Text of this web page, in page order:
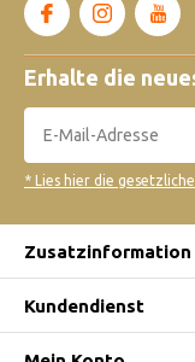
Erhalte die
* Lies hier die
Zusatzinformation
Kundendienst